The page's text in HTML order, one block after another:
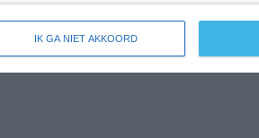
IK GA NIET AKKOORD
Marlborough